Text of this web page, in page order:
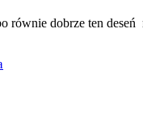
równie dobrze ten